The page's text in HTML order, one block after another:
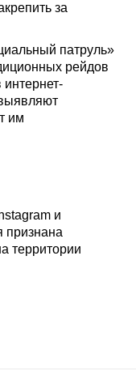
за
патруль»
рейдов
им
и
признана
территории